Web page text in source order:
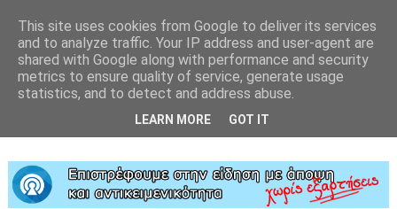
This site uses cookies from Google to deliver its services
and to analyze traffic. Your IP address and user-agent are
shared with Google along with performance and security
metrics to ensure quality of service, generate usage
statistics, and to detect and address abuse.
LEARN MORE GOT IT